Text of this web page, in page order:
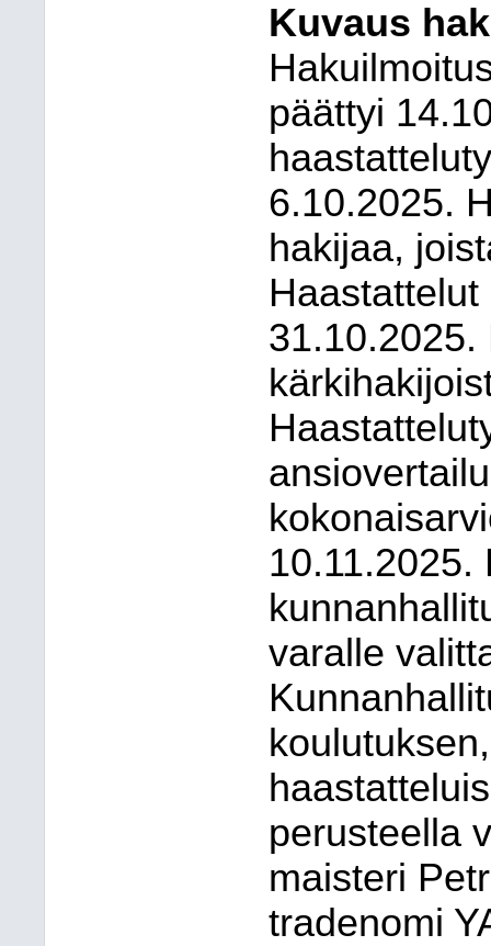
Kuvaus
päättyi
6.10.2025.
hakijaa,
31.10.2025.
10.11.2025.
varalle
perusteella
maisteri
tradenomi